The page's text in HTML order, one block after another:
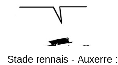
Stade rennais - Auxerre